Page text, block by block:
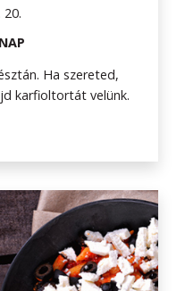
20.
Ha szereted,
karfioltortát velünk.